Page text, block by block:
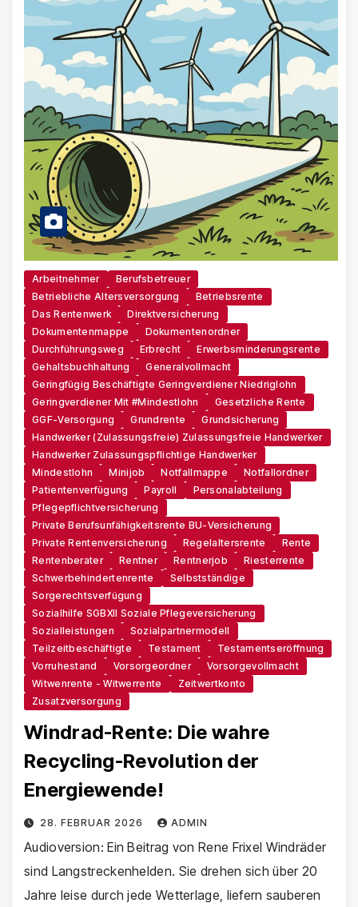
Arbeitnehmer
Berufsbetreuer
Betriebliche Altersversorgung
Betriebsrente
Das Rentenwerk
Direktversicherung
Dokumentenmappe
Dokumentenordner
Durchführungsweg
Erbrecht
Erwerbsminderungsrente
Gehaltsbuchhaltung
Generalvollmacht
Geringfügig Beschäftigte Geringverdiener Niedriglohn
Geringverdiener Mit #Mindestlohn
Gesetzliche Rente
GGF-Versorgung
Grundrente
Grundsicherung
Handwerker (zulassungsfreie) Zulassungsfreie Handwerker
Handwerker Zulassungspflichtige Handwerker
Mindestlohn
Minijob Notfallmappe
Notfallordner
Patientenverfügung
Payroll
Personalabteilung
Pflegepflichtversicherung
Private Berufsunfähigkeitsrente BU-Versicherung
Private Rentenversicherung
Regelaltersrente
Rente
Rentenberater
Rentner Rentnerjob
Riesterrente
Schwerbehindertenrente
Selbstständige
Sorgerechtsverfügung
Sozialhilfe SGBXII Soziale Pflegeversicherung
Sozialleistungen
Sozialpartnermodell
Teilzeitbeschäftigte
Testament
Testamentseröffnung
Vorruhestand
Vorsorgeordner
Vorsorgevollmacht
Witwenrente - Witwerrente
Zeitwertkonto
Zusatzversorgung
Windrad-Rente: Die wahre
Recycling-Revolution der
Energiewende!
28. FEBRUAR 2026 ADMIN
Audioversion: Ein Beitrag von Rene Frixel Windräder
sind Langstreckenhelden. Sie drehen sich über 20
Jahre leise durch jede Wetterlage, liefern sauberen